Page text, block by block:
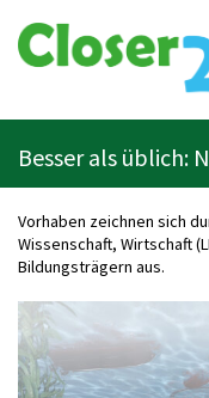
Besser als üblich:
Vorhaben zeichnen sich
Wissenschaft, Wirtschaft
Bildungsträgern aus.